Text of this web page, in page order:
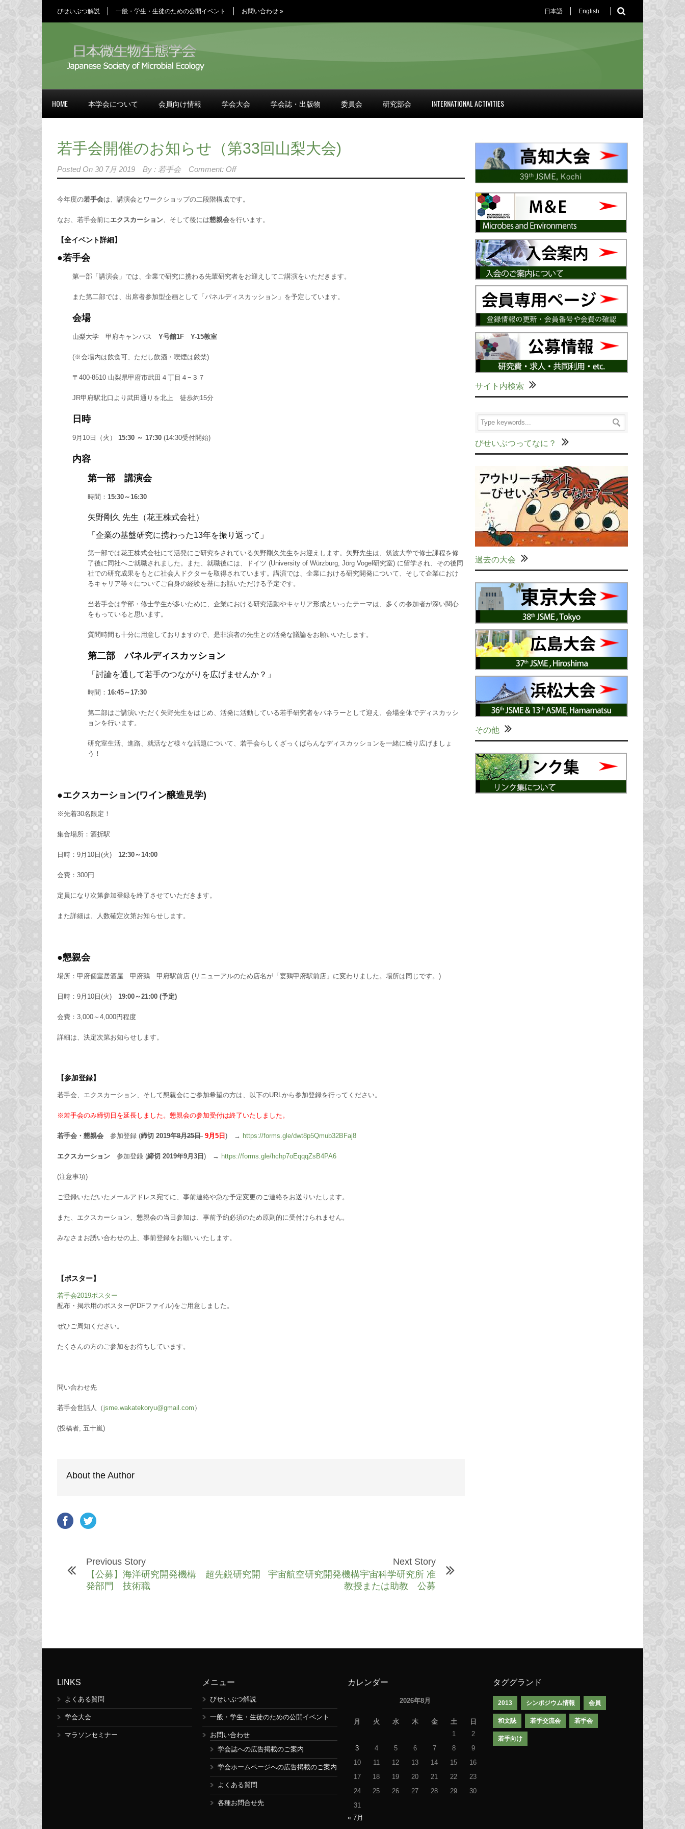
びせいぶつ解説 一般・学生・生徒のための公開イベント お問い合わせ » 日本語 English
HOME 本学会について 会員向け情報 学会大会 学会誌・出版物 委員会 研究部会 INTERNATIONAL ACTIVITIES
若手会開催のお知らせ（第33回山梨大会)
Posted On 30 7月 2019 By : 若手会 Comment: Off
今年度の若手会は、講演会とワークショップの二段階構成です。
なお、若手会前にエクスカーション、そして後には懇親会を行います。
【全イベント詳細】
●若手会
第一部「講演会」では、企業で研究に携わる先輩研究者をお迎えしてご講演をいただきます。
また第二部では、出席者参加型企画として「パネルディスカッション」を予定しています。
会場
山梨大学 甲府キャンパス Y号館1F Y-15教室
(※会場内は飲食可、ただし飲酒・喫煙は厳禁)
〒400-8510 山梨県甲府市武田４丁目４−３７
JR甲府駅北口より武田通りを北上 徒歩約15分
日時
9月10日（火） 15:30 ～ 17:30 (14:30受付開始)
内容
第一部 講演会
時間： 15:30～16:30
矢野剛久 先生（花王株式会社）
「企業の基盤研究に携わった13年を振り返って」
第一部では花王株式会社にて活発にご研究をされている矢野剛久先生をお迎えします。矢野先生は、筑波大学で修士課程を修
了後に同社へご就職されました。また、就職後には、ドイツ (University of Würzburg, Jörg Vogel研究室) に留学され、その後同
社での研究成果をもとに社会人ドクターを取得されています。講演では、企業における研究開発について、そして企業におけ
るキャリア等々についてご自身の経験を基にお話いただける予定です。
当若手会は学部・修士学生が多いために、企業における研究活動やキャリア形成といったテーマは、多くの参加者が深い関心
をもっていると思います。
質問時間も十分に用意しておりますので、是非演者の先生との活発な議論をお願いいたします。
第二部 パネルディスカッション
「討論を通して若手のつながりを広げませんか？」
時間： 16:45～17:30
第二部はご講演いただく矢野先生をはじめ、活発に活動している若手研究者をパネラーとして迎え、会場全体でディスカッシ
ョンを行います。
研究室生活、進路、就活など様々な話題について、若手会らしくざっくばらんなディスカッションを一緒に繰り広げましょ
う！
●エクスカーション(ワイン醸造見学)
※先着30名限定！
集合場所：酒折駅
日時：9月10日(火) 12:30～14:00
会費：300円
定員になり次第参加登録を終了させていただきます。
また詳細は、人数確定次第お知らせします。
●懇親会
場所：甲府個室居酒屋 甲府鶏 甲府駅前店 (リニューアルのため店名が「宴鶏甲府駅前店」に変わりました。場所は同じです。)
日時：9月10日(火) 19:00～21:00 (予定)
会費：3,000～4,000円程度
詳細は、決定次第お知らせします。
【参加登録】
若手会、エクスカーション、そして懇親会にご参加希望の方は、以下のURLから参加登録を行ってください。
※若手会のみ締切日を延長しました。懇親会の参加受付は終了いたしました。
若手会・ 懇親会 参加登録 (締切 2019年8月25日 9月5日 ) → https://forms.gle/dwt8p5Qmub32BFaj8
エクスカーション 参加登録 (締切 2019年9月3日 ) → https://forms.gle/hchp7oEqqqZsB4PA6
(注意事項)
ご登録いただいたメールアドレス宛てに、事前連絡や急な予定変更のご連絡をお送りいたします。
また、エクスカーション、懇親会の当日参加は、事前予約必須のため原則的に受付けられません。
みなさまお誘い合わせの上、事前登録をお願いいたします。
【ポスター】
若手会2019ポスター
配布・掲示用のポスター(PDFファイル)をご用意しました。
ぜひご周知ください。
たくさんの方のご参加をお待ちしています。
問い合わせ先
若手会世話人（ jsme.wakatekoryu@gmail.com ）
(投稿者, 五十嵐)
About the Author
Previous Story
【公募】海洋研究開発機構 超先鋭研究開
発部門 技術職
Next Story
宇宙航空研究開発機構宇宙科学研究所 准
教授または助教 公募
サイト内検索
びせいぶつってなに？
過去の大会
その他
LINKS
よくある質問
学会大会
マラソンセミナー
メニュー
びせいぶつ解説
一般・学生・生徒のための公開イベント
お問い合わせ
学会誌への広告掲載のご案内
学会ホームページへの広告掲載のご案内
よくある質問
各種お問合せ先
カレンダー
2026年8月
月 火 水 木 金 土
日
1
2
3
4 5 6 7 8
9
10
11 12 13 14 15
16
17
18 19 20 21 22
23
24
25 26 27 28 29
30
31
« 7月
タググランド
2013 シンポジウム情報 会員
和文誌 若手交流会 若手会
若手向け